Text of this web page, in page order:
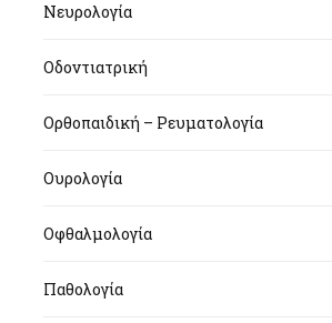
Νευρολογία
Οδοντιατρική
Ορθοπαιδική – Ρευματολογία
Ουρολογία
Οφθαλμολογία
Παθολογία